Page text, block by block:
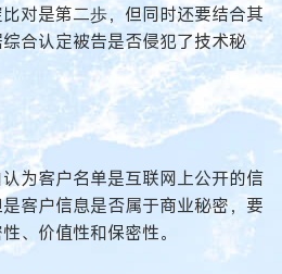
对是第二歩，但同时还要结合其
合认定被告是否侵犯了技术秘
为客户名单是互联网上公开的信
客户信息是否属于商业秘密，要
、价值性和保密性。